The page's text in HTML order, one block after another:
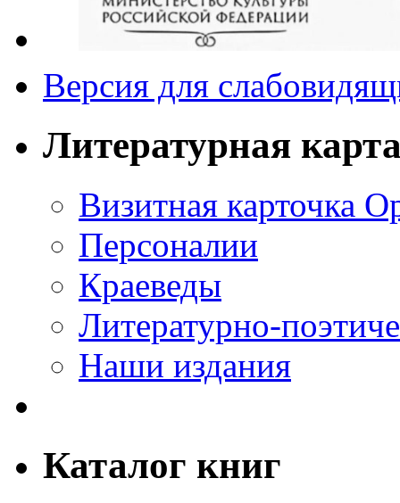
Версия для
Литературная
Визитная карточка
Персоналии
Краеведы
Литературно-
Наши издания
Каталог книг